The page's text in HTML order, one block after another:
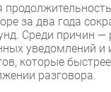
за два года
Среди причин —
уведомлений и
которые
разговора.